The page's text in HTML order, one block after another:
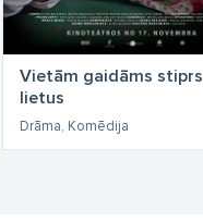
Vietām gaidāms stiprs
lietus
Drāma, Komēdija